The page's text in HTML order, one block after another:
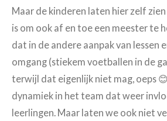
Maar de kinderen laten hier zelf
is om ook af en toe een meester te
dat in de andere aanpak van lessen
omgang (stiekem voetballen in de
terwijl dat eigenlijk niet mag, oeps
dynamiek in het team dat weer
leerlingen. Maar laten we ook niet